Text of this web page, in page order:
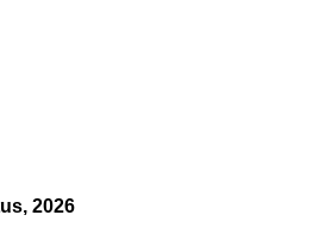
2026